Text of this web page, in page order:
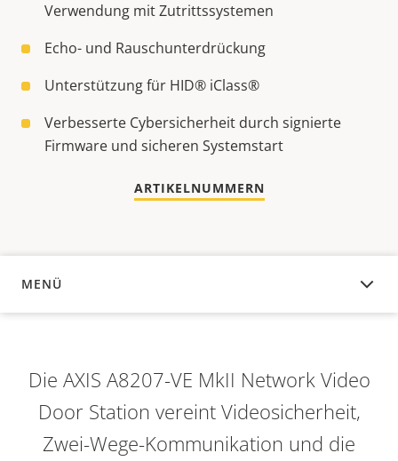
Verwendung mit Zutrittssystemen
Echo- und Rauschunterdrückung
Unterstützung für HID® iClass®
Verbesserte Cybersicherheit durch signierte
Firmware und sicheren Systemstart
ARTIKELNUMMERN
MENÜ
ÜBERSICHT
Die AXIS A8207-VE MkII Network Video
Door Station vereint Videosicherheit,
Zwei-Wege-Kommunikation und die